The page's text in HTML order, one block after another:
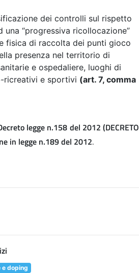
dei controlli sul rispetto
una “progressiva ricollocazione”
fisica di raccolta dei punti gioco
presenza nel territorio di
e ospedaliere, luoghi di
ricreativi e sportivi (art. 7, comma
legge n.158 del 2012 (DECRETO
in legge n.189 del 2012.
e doping